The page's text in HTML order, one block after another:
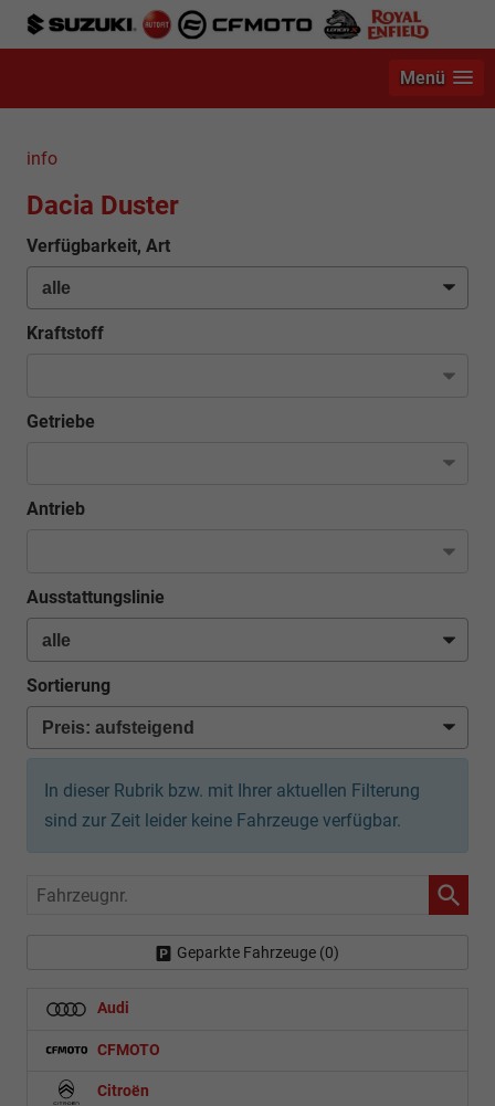
Menü
info
Dacia Duster
Verfügbarkeit, Art
Kraftstoff
Getriebe
Antrieb
Ausstattungslinie
Sortierung
In dieser Rubrik bzw. mit Ihrer aktuellen Filterung
sind zur Zeit leider keine Fahrzeuge verfügbar.
Fahrzeugnr.
Geparkte Fahrzeuge (0)
Audi
CFMOTO
Citroën